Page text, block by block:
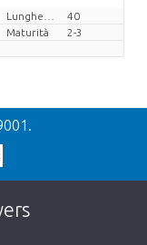
40
Maturità
2-3
on the
shop.